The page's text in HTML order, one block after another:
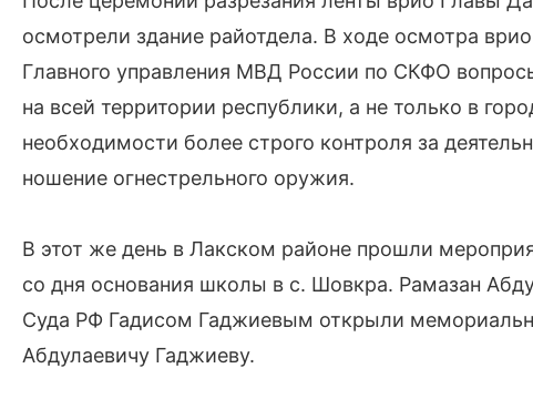
осмотрели здание райотдела. В ходе осмотра
Главного управления МВД России по СКФО
на всей территории республики, а не только в
необходимости более строго контроля за
ношение огнестрельного оружия.
В этот же день в Лакском районе прошли
со дня основания школы в с. Шовкра. Рамазан
Суда РФ Гадисом Гаджиевым открыли
Абдулаевичу Гаджиеву.